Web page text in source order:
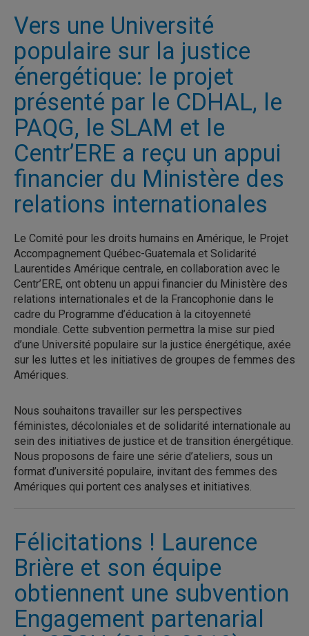
Vers une Université
populaire sur la justice
énergétique: le projet
présenté par le CDHAL, le
PAQG, le SLAM et le
Centr’ERE a reçu un appui
financier du Ministère des
relations internationales
Le Comité pour les droits humains en Amérique, le Projet
Accompagnement Québec-Guatemala et Solidarité
Laurentides Amérique centrale, en collaboration avec le
Centr’ERE, ont obtenu un appui financier du Ministère des
relations internationales et de la Francophonie dans le
cadre du Programme d’éducation à la citoyenneté
mondiale. Cette subvention permettra la mise sur pied
d’une Université populaire sur la justice énergétique, axée
sur les luttes et les initiatives de groupes de femmes des
Amériques.
Nous souhaitons travailler sur les perspectives
féministes, décoloniales et de solidarité internationale au
sein des initiatives de justice et de transition énergétique.
Nous proposons de faire une série d’ateliers, sous un
format d’université populaire, invitant des femmes des
Amériques qui portent ces analyses et initiatives.
Félicitations ! Laurence
Brière et son équipe
obtiennent une subvention
Engagement partenarial